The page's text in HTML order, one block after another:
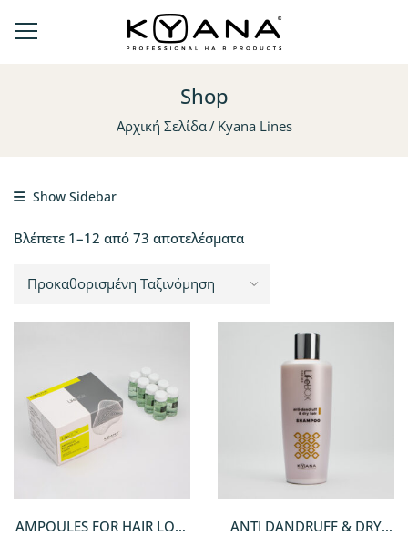
Shop
Αρχική Σελίδα Kyana Lines
Show Sidebar
Βλέπετε 1–12 από 73 αποτελέσματα
AMPOULES FOR HAIR LOSS
ANTI DANDRUFF & DRY